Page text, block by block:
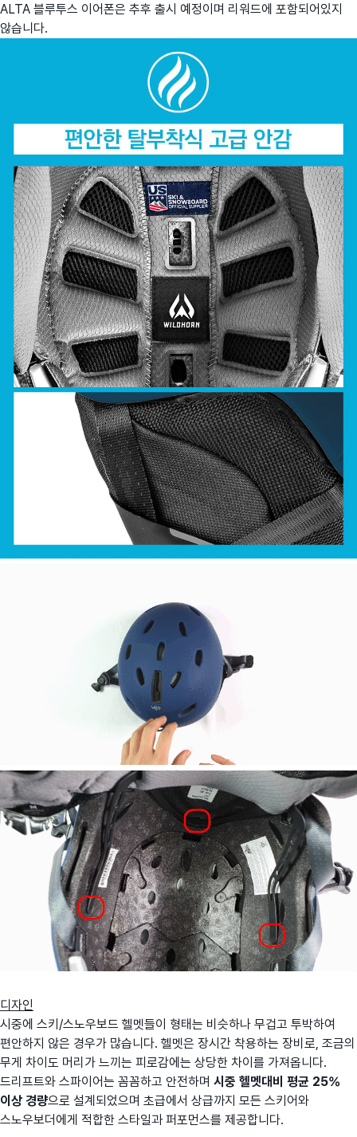
ALTA 블루투스 이어폰은 추후 출시 예정이며 리워드에 포함되어있지
않습니다.
디자인
시중에 스키/스노우보드 헬멧들이 형태는 비슷하나 무겁고 투박하여
편안하지 않은 경우가 많습니다. 헬멧은 장시간 착용하는 장비로, 조금의
무게 차이도 머리가 느끼는 피로감에는 상당한 차이를 가져옵니다.
드리프트와 스파이어는 꼼꼼하고 안전하며 시중 헬멧대비 평균 25%
이상 경량으로 설계되었으며 초급에서 상급까지 모든 스키어와
스노우보더에게 적합한 스타일과 퍼포먼스를 제공합니다.